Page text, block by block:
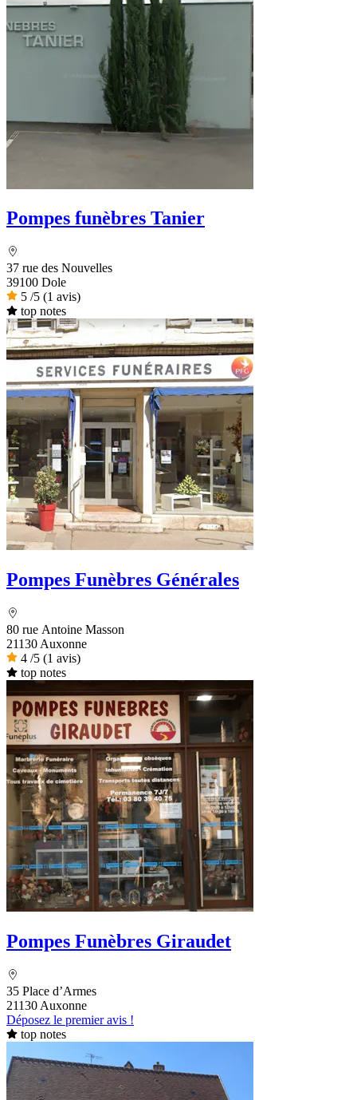
Pompes funèbres Tanier
37 rue des Nouvelles
39100 Dole
5 /5 (1 avis)
top notes
Pompes Funèbres Générales
80 rue Antoine Masson
21130 Auxonne
4 /5 (1 avis)
top notes
Pompes Funèbres Giraudet
35 Place d’Armes
21130 Auxonne
Déposez le premier avis !
top notes